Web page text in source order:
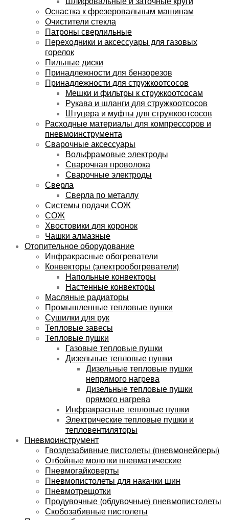
Оснастка к фрезеровальным машинам
Очистители стекла
Патроны сверлильные
Переходники и аксессуары для газовых
горелок
Пильные диски
Принадлежности для бензорезов
Принадлежности для стружкоотсосов
Мешки и фильтры к стружкоотсосам
Рукава и шланги для стружкоотсосов
Штуцера и муфты для стружкоотсосов
Расходные материалы для компрессоров и
пневмоинструмента
Сварочные аксессуары
Вольфрамовые электроды
Сварочная проволока
Сварочные электроды
Сверла
Сверла по металлу
Системы подачи СОЖ
СОЖ
Хвостовики для коронок
Чашки алмазные
Отопительное оборудование
Инфракрасные обогреватели
Конвекторы (электрообогреватели)
Напольные конвекторы
Настенные конвекторы
Масляные радиаторы
Промышленные тепловые пушки
Сушилки для рук
Тепловые завесы
Тепловые пушки
Газовые тепловые пушки
Дизельные тепловые пушки
Дизельные тепловые пушки
непрямого нагрева
Дизельные тепловые пушки
прямого нагрева
Инфракрасные тепловые пушки
Электрические тепловые пушки и
тепловентиляторы
Пневмоинструмент
Гвоздезабивные пистолеты (пневмонейлеры)
Отбойные молотки пневматические
Пневмогайковерты
Пневмопистолеты для накачки шин
Пневмотрещотки
Продувочные (обдувочные) пневмопистолеты
Скобозабивные пистолеты